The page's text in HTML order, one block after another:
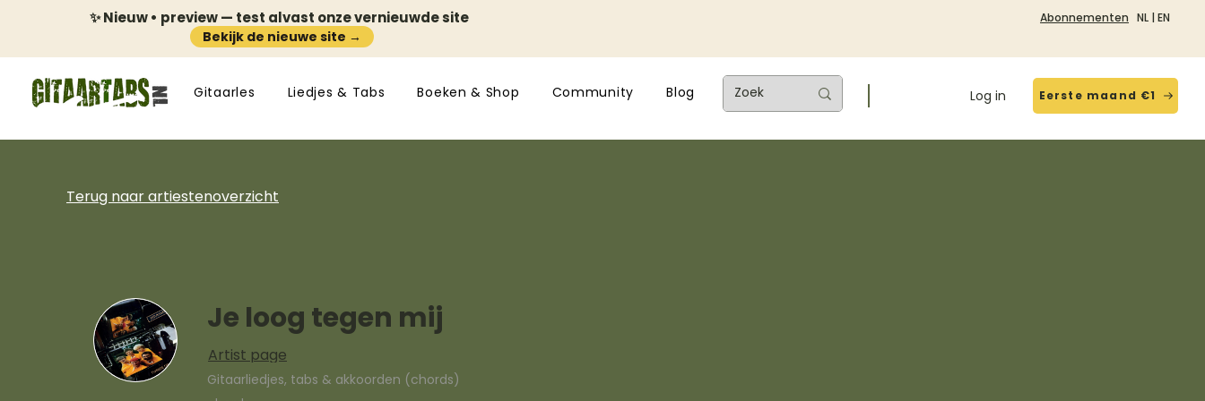
✨ Nieuw • preview — test alvast onze vernieuwde site
Bekijk de nieuwe site →
Abonnementen NL | EN
Gitaarles Liedjes & Tabs Boeken & Shop Community Blog Log in Eerste maand €1
Terug naar artiestenoverzicht
Je loog tegen mij
Artist page
Gitaarliedjes, tabs & akkoorden (chords)